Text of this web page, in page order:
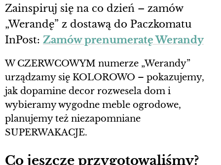
Zainspiruj się na co dzień – zamów
„Werandę” z dostawą do Paczkomatu
InPost: Zamów prenumeratę Werandy
W CZERWCOWYM numerze „Werandy”
urządzamy się KOLOROWO – pokazujemy,
jak dopamine decor rozwesela dom i
wybieramy wygodne meble ogrodowe,
planujemy też niezapomniane
SUPERWAKACJE.
Co jeszcze przygotowaliśmy?